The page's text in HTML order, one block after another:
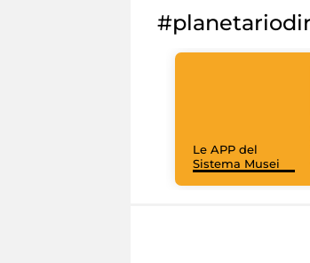
Le APP del
Sistema Musei